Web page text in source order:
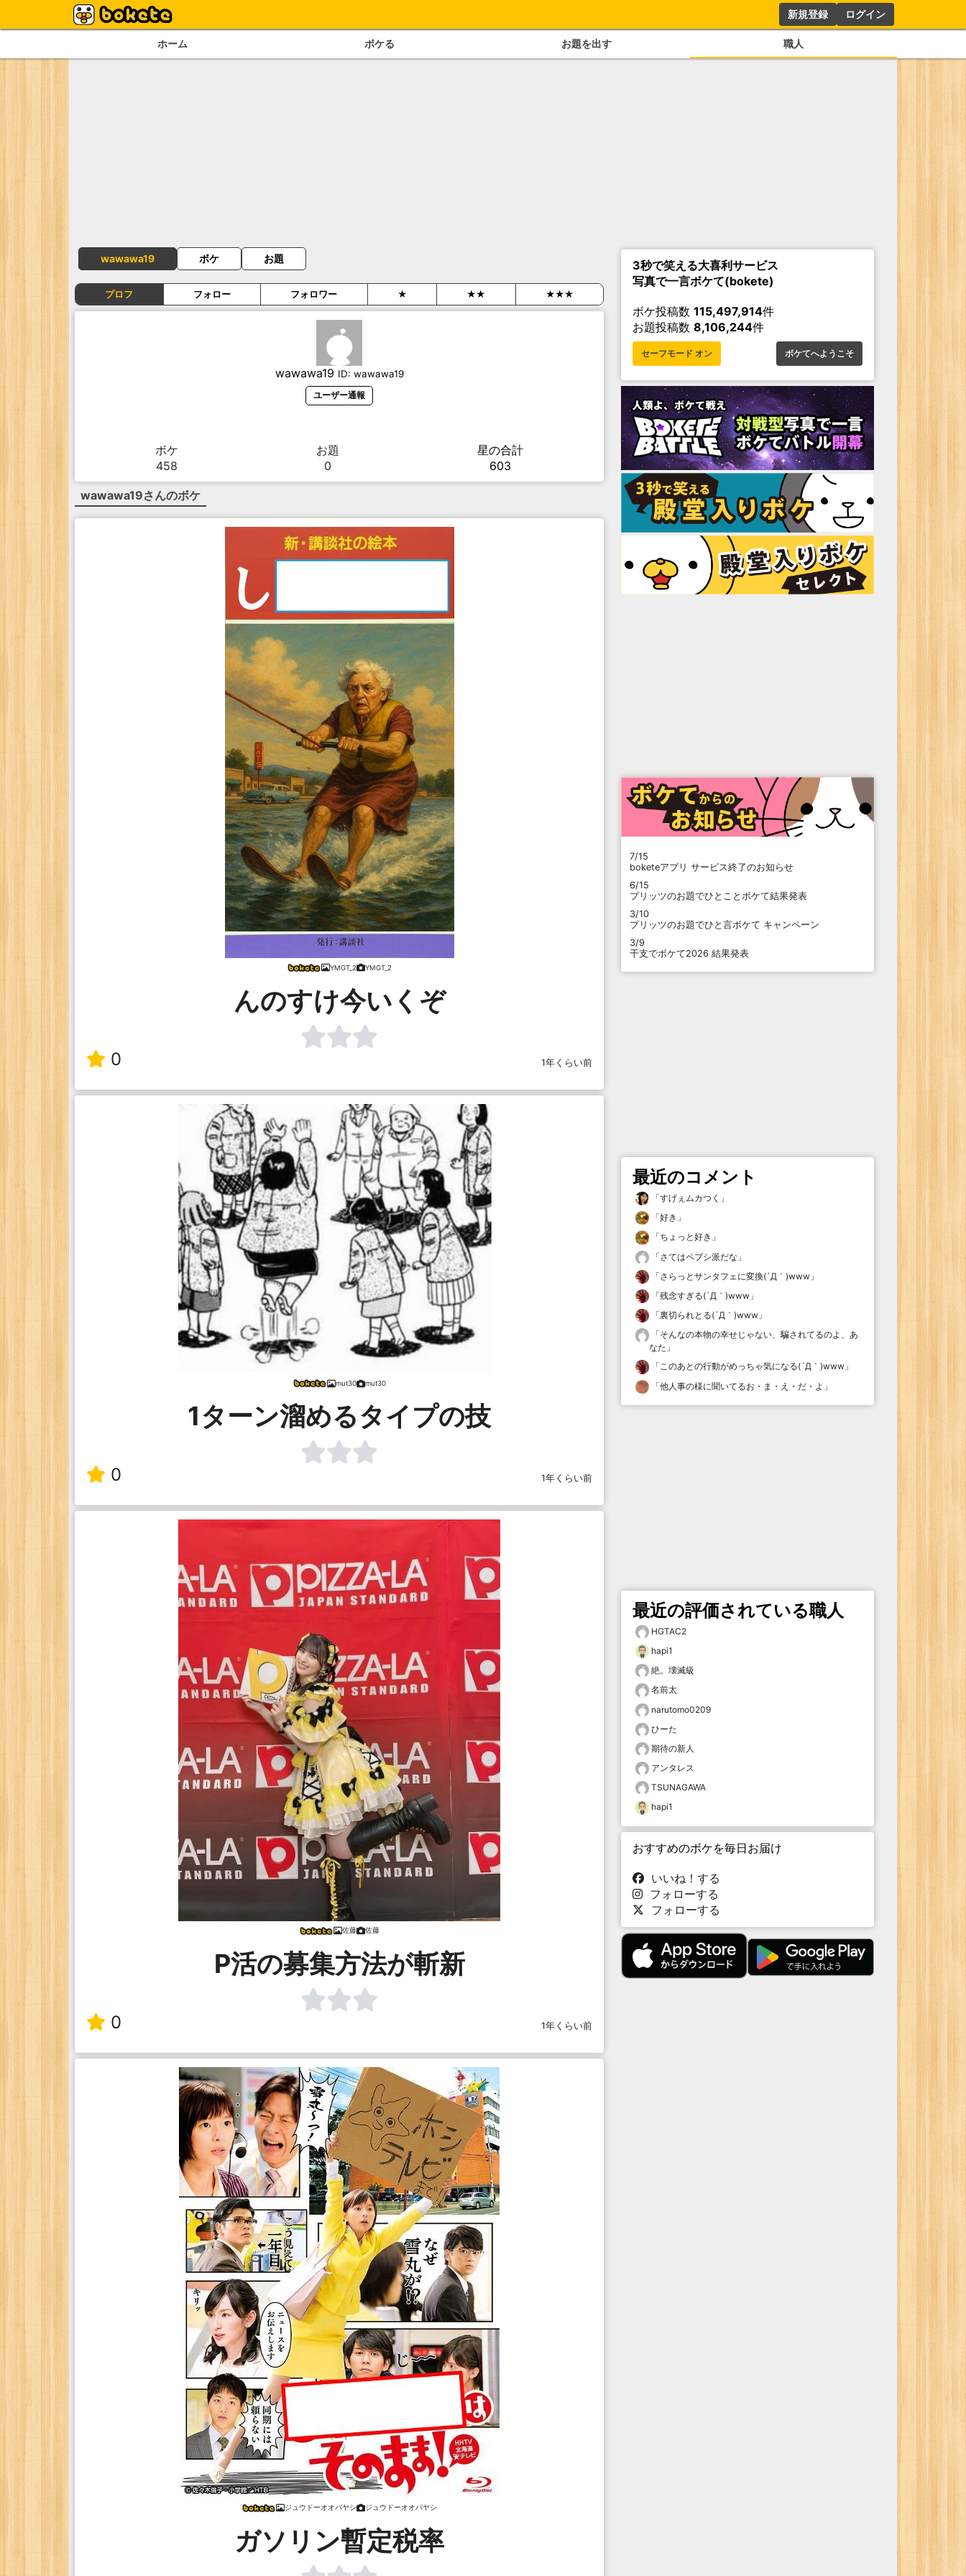
新規登録 ログイン
ホーム ボケる お題を出す 職人
wawawa19 ボケ お題
プロフ フォロー フォロワー ★ ★★ ★★★
wawawa19 ID: wawawa19
ユーザー通報
ボケ
458
お題
0
星の合計
603
wawawa19さんのボケ
YMGT_2 YMGT_2
んのすけ今いくぞ
0 1年くらい前
mut30 mut30
1ターン溜めるタイプの技
0 1年くらい前
佐藤 佐藤
P活の募集方法が斬新
0 1年くらい前
ジュウドーオオバヤシ ジュウドーオオバヤシ
ガソリン暫定税率
3秒で笑える大喜利サービス
写真で一言ボケて(bokete)
ボケ投稿数 115,497,914件
お題投稿数 8,106,244件
セーフモード オン ボケてへようこそ
7/15
boketeアプリ サービス終了のお知らせ
6/15
プリッツのお題でひとことボケて結果発表
3/10
プリッツのお題でひと言ボケて キャンペーン
3/9
干支でボケて2026 結果発表
最近のコメント
「すげぇムカつく 」
「好き 」
「ちょっと好き 」
「さてはペプシ派だな 」
「さらっとサンタフェに変換(´Д｀)www 」
「残念すぎる(´Д｀)www 」
「裏切られとる(´Д｀)www 」
「そんなの本物の幸せじゃない、騙されてるのよ、あ
なた 」
「このあとの行動がめっちゃ気になる(´Д｀)www 」
「他人事の様に聞いてるお・ま・え・だ・よ 」
最近の評価されている職人
HGTAC2
hapi1
絶。壊滅級
名前太
narutomo0209
ひーた
期待の新人
アンタレス
TSUNAGAWA
hapi1
おすすめのボケを毎日お届け
いいね！する
フォローする
フォローする